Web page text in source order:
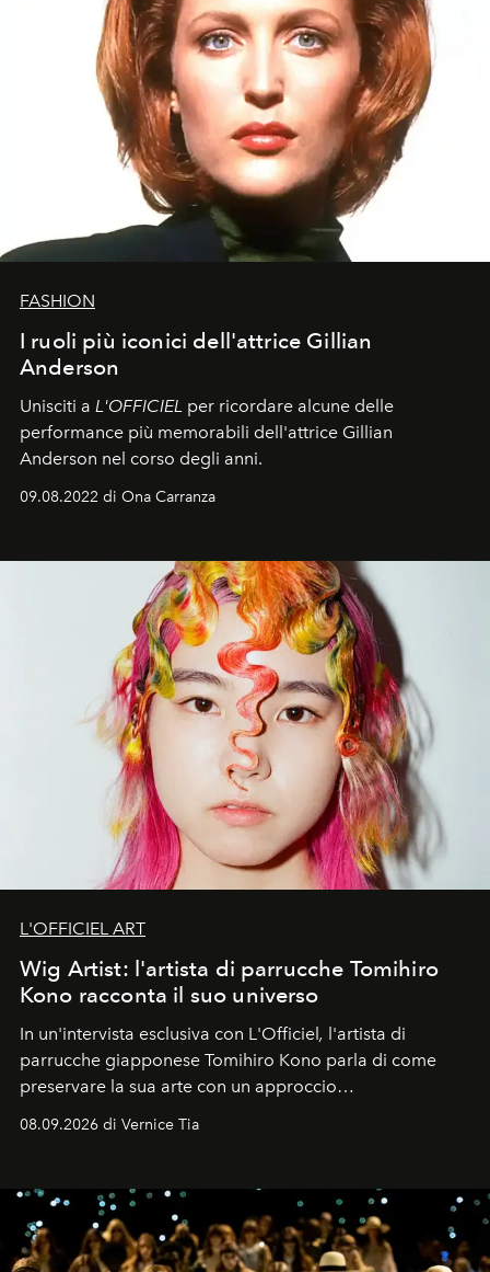
FASHION
I ruoli più iconici dell'attrice Gillian
Anderson
Unisciti a L'OFFICIEL per ricordare alcune delle
performance più memorabili dell'attrice Gillian
Anderson nel corso degli anni.
09.08.2022 di Ona Carranza
L'OFFICIEL ART
Wig Artist: l'artista di parrucche Tomihiro
Kono racconta il suo universo
In un'intervista esclusiva con L'Officiel, l'artista di
parrucche giapponese Tomihiro Kono parla di come
preservare la sua arte con un approccio
contemporaneo.
08.09.2026 di Vernice Tia